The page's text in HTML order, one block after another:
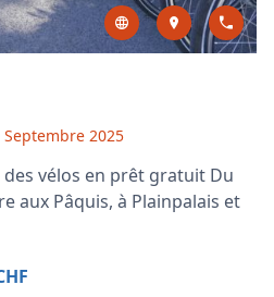
2025
vélos en prêt gratuit Du
aux Pâquis, à Plainpalais et